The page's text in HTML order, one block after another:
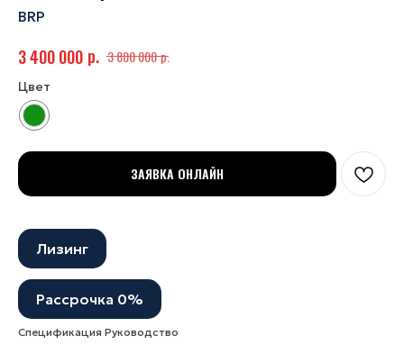
BRP
3 400 000 р. 3 800 000р.
Цвет
ЗАЯВКА ОНЛАЙН
Лизинг
Рассрочка 0%
Спецификация Руководство